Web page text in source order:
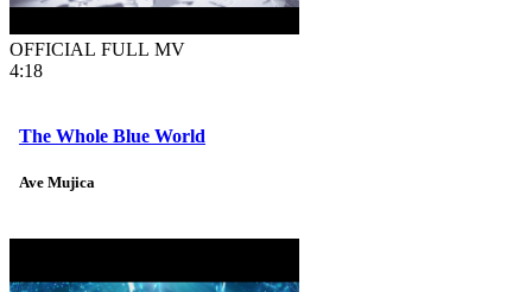
OFFICIAL FULL MV
4:18
The Whole Blue World
Ave Mujica